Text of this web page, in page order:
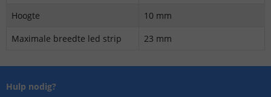
Hoogte
10 mm
Maximale breedte led strip
23 mm
Hulp nodig?